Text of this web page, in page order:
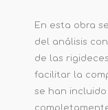
En esta obra
del análisis
de las
facilitar la
se han